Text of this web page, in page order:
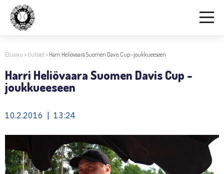
Etusivu > Uutiset> Harri Heliövaara Suomen Davis Cup -joukkueeseen
Harri Heliövaara Suomen Davis Cup -
joukkueeseen
10.2.2016 | 13:24